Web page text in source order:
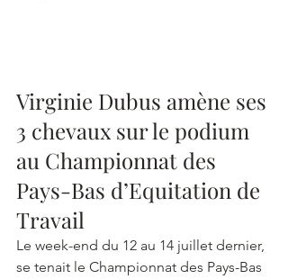
Virginie Dubus amène ses
3 chevaux sur le podium
au Championnat des
Pays-Bas d’Equitation de
Travail
Le week-end du 12 au 14 juillet dernier,
se tenait le Championnat des Pays-Bas